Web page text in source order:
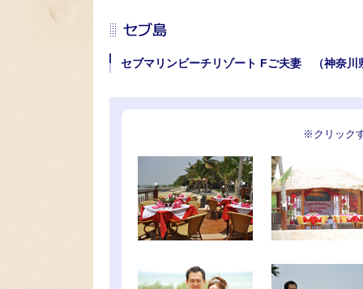
セブマリンビーチリゾート Fご夫妻 （神奈川
※クリック